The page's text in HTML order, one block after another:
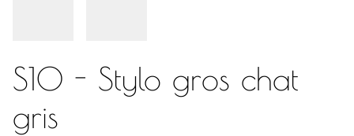
S10 - Stylo gros chat
gris